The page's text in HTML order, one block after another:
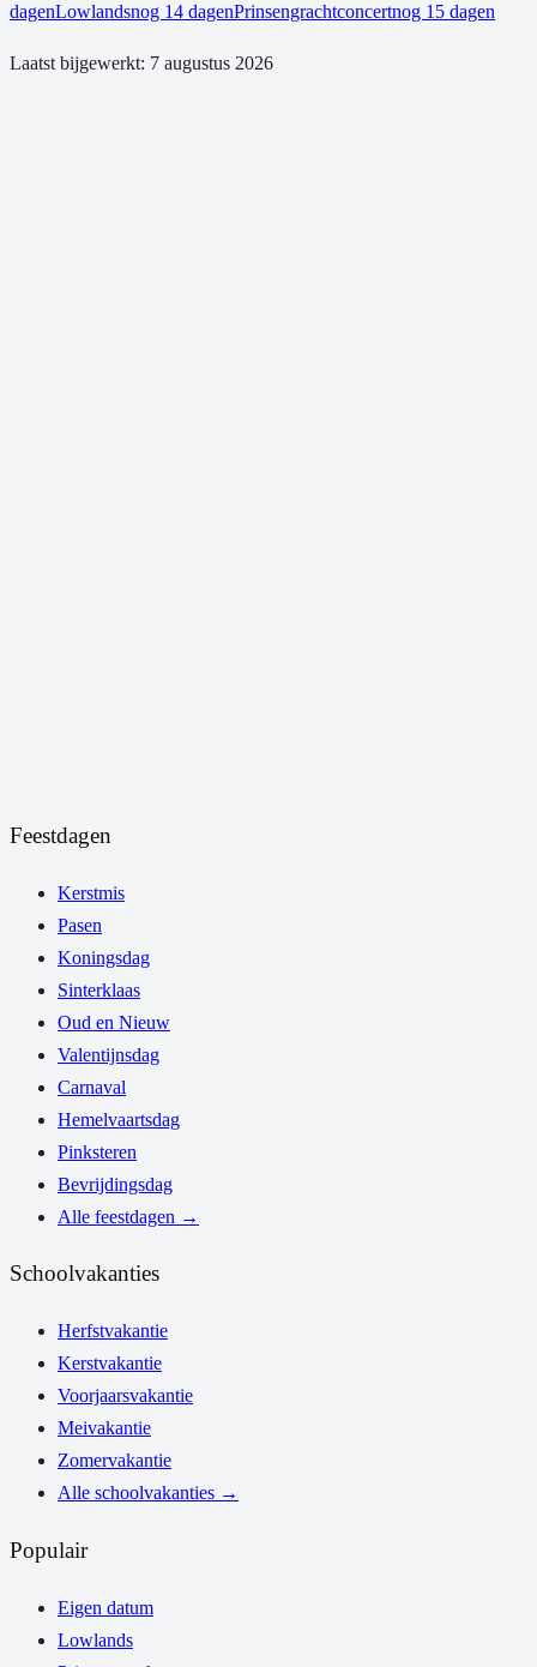
dagenLowlandsnog 14 dagenPrinsengrachtconcertnog 15 dagen
Laatst bijgewerkt: 7 augustus 2026
Feestdagen
Kerstmis
Pasen
Koningsdag
Sinterklaas
Oud en Nieuw
Valentijnsdag
Carnaval
Hemelvaartsdag
Pinksteren
Bevrijdingsdag
Alle feestdagen →
Schoolvakanties
Herfstvakantie
Kerstvakantie
Voorjaarsvakantie
Meivakantie
Zomervakantie
Alle schoolvakanties →
Populair
Eigen datum
Lowlands